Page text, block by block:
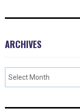
ARCHIVES